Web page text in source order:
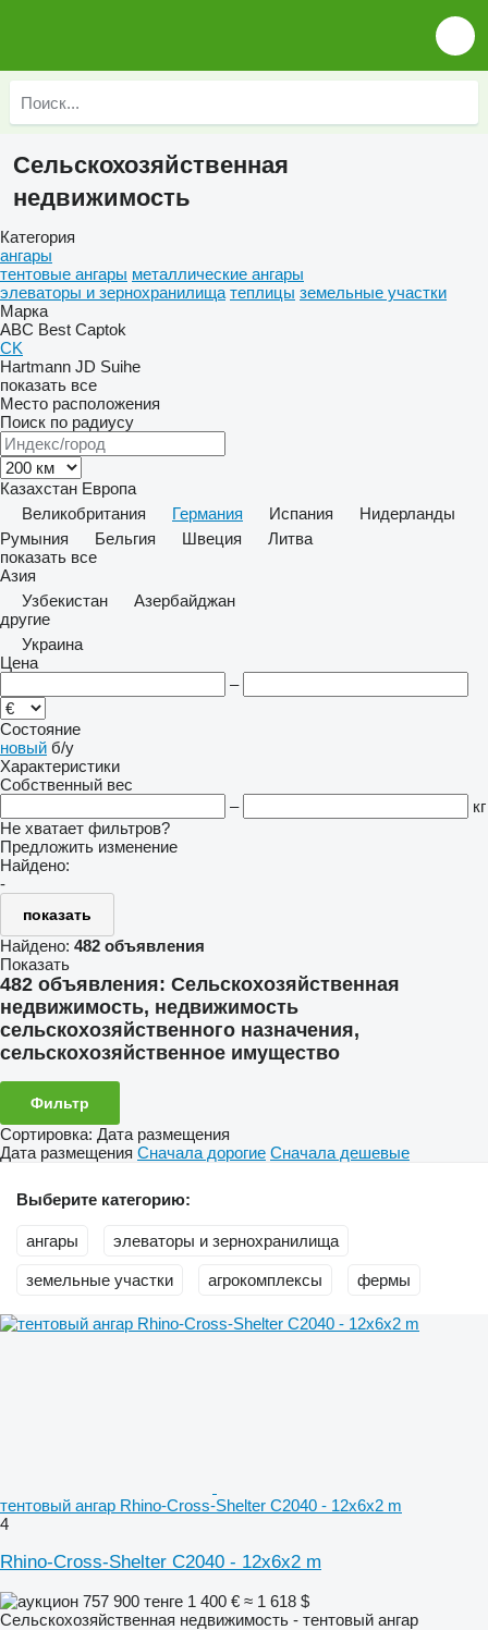
Сельскохозяйственная
недвижимость
Категория
ангары
тентовые ангары металлические ангары
элеваторы и зернохранилища теплицы земельные участки
Марка
ABC Best Captok
CK
Hartmann JD Suihe
показать все
Место расположения
Поиск по радиусу
Казахстан Европа
Великобритания
Германия Испания
Нидерланды
Румыния
Бельгия Швеция
Литва
показать все
Азия
Узбекистан
Азербайджан
другие
Украина
Цена
–
Состояние
новый б/у
Характеристики
Собственный вес
–
кг
Не хватает фильтров?
Предложить изменение
Найдено:
-
показать
Найдено: 482 объявления
Показать
482 объявления: Сельскохозяйственная
недвижимость, недвижимость
сельскохозяйственного назначения,
сельскохозяйственное имущество
Фильтр
Сортировка: Дата размещения
Дата размещения Сначала дорогие Сначала дешевые
Выберите категорию:
ангары элеваторы и зернохранилища
земельные участки агрокомплексы фермы
тентовый ангар Rhino-Cross-Shelter C2040 - 12x6x2 m
4
Rhino-Cross-Shelter C2040 - 12x6x2 m
757 900 тенге 1 400 € ≈ 1 618 $
Сельскохозяйственная недвижимость - тентовый ангар